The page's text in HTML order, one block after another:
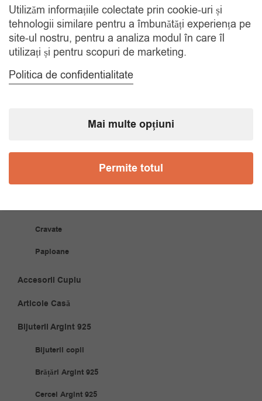
RETUR 30 ZILE
Gratuit, indiferent de motiv
Tel. 0770420114
Brățări
Cravate
Papioane
Accesorii Cuplu
Articole Casă
Bijuterii Argint 925
Bijuterii copii
Brățări Argint 925
Cercei Argint 925
Utilizăm informațiile colectate prin cookie-uri și
tehnologii similare pentru a îmbunătăți experiența pe
site-ul nostru, pentru a analiza modul în care îl
utilizați și pentru scopuri de marketing.
Politica de confidentialitate
Mai multe opțiuni
Permite totul